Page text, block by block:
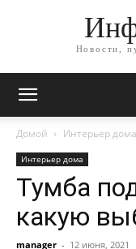
Новости,
Домой Интерьер дома
Интерьер дома
Тумба
какую
manager - 12 июня, 2021